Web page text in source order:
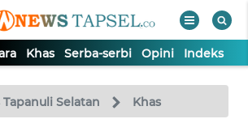
Khas Serba-serbi Opini Indeks
Selatan Khas